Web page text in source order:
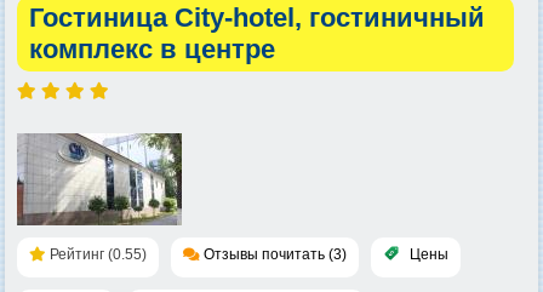
Гостиница City-hotel, гостиничный
комплекс в центре
Рейтинг (0.55) Отзывы почитать (3) Цены